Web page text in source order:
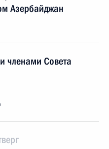
Азербайджан
членами Совета